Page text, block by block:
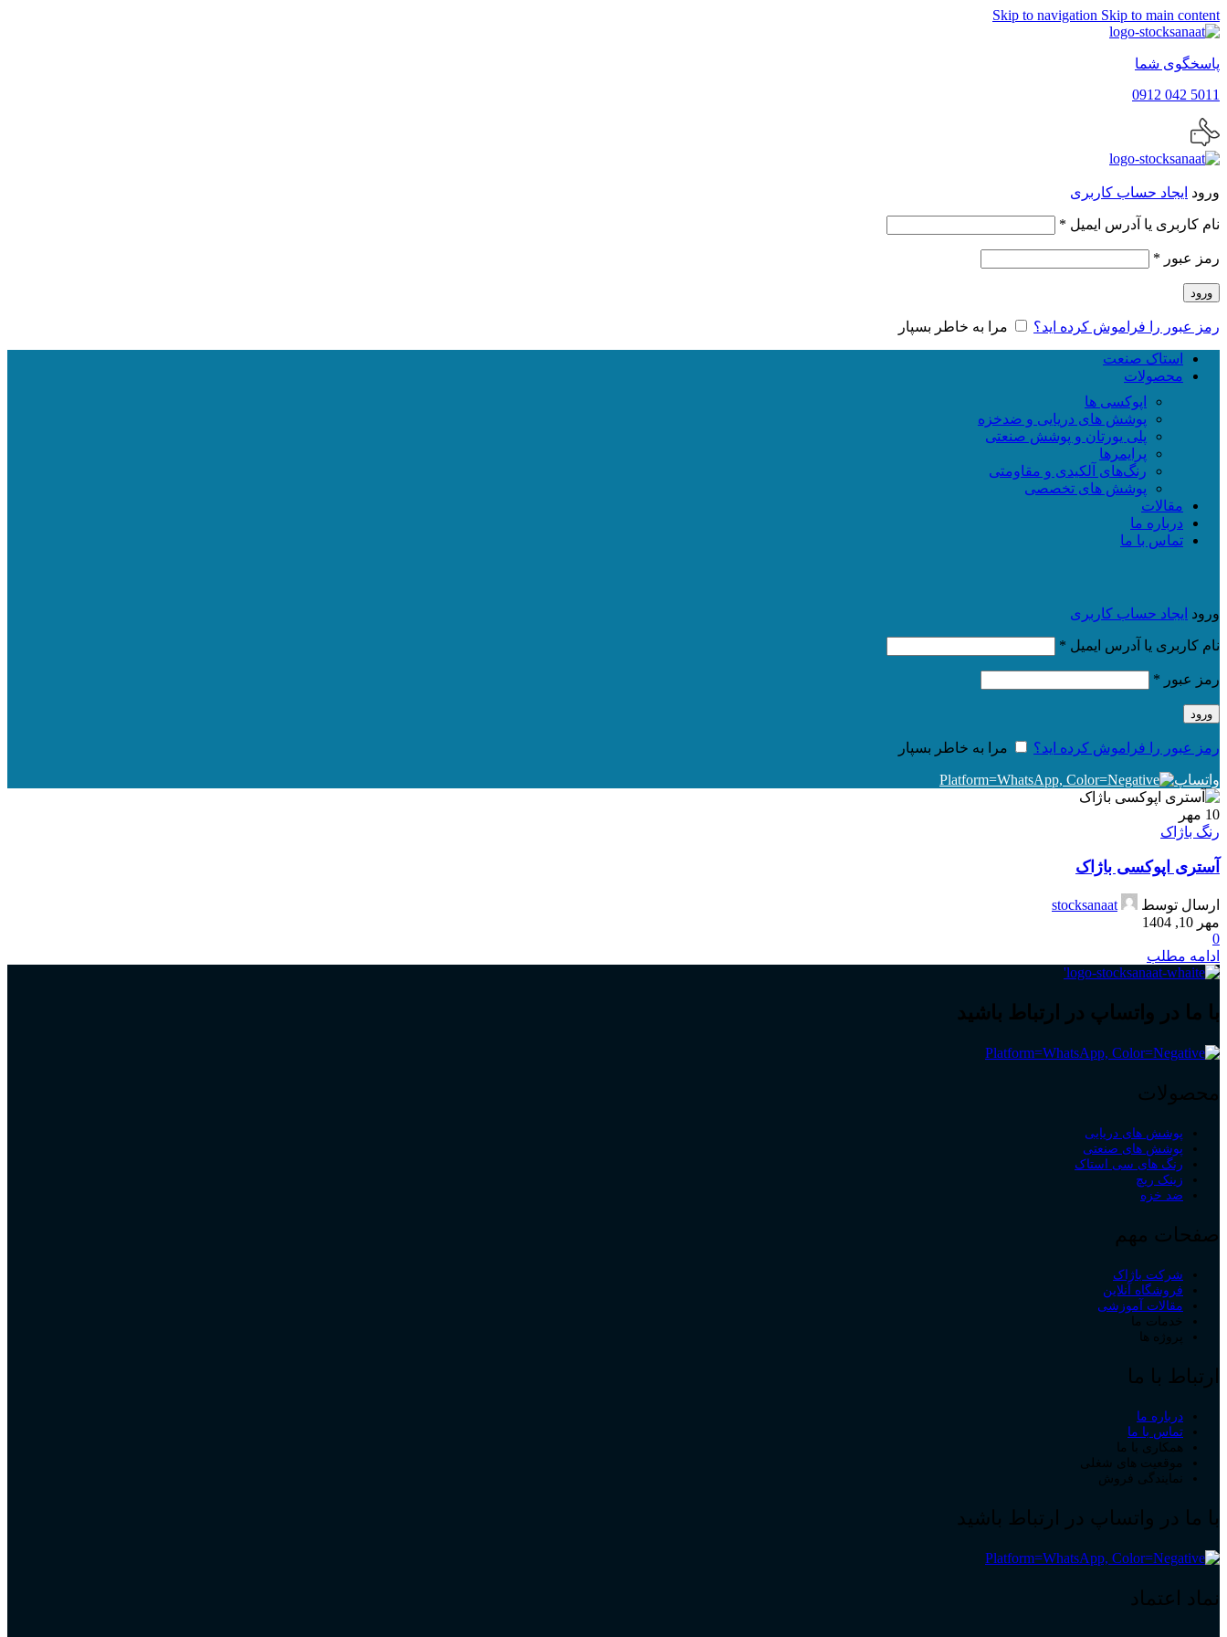
Skip to navigation Skip to main content
پاسخگوی شما
5011 042 0912
ورود ایجاد حساب کاربری
نام کاربری یا آدرس ایمیل *
رمز عبور *
ورود
رمز عبور را فراموش کرده اید؟ مرا به خاطر بسپار
استاک صنعت
محصولات
اپوکسی ها
پوشش های دریایی و ضدخزه
پلی یورتان و پوشش صنعتی
پرایمرها
رنگ‌های آلکیدی و مقاومتی
پوشش های تخصصی
مقالات
درباره ما
تماس با ما
ورود ایجاد حساب کاربری
نام کاربری یا آدرس ایمیل *
رمز عبور *
ورود
رمز عبور را فراموش کرده اید؟ مرا به خاطر بسپار
واتساپ
10 مهر
رنگ باژاک
آستری اپوکسی باژاک
ارسال توسط
stocksanaat
مهر 10, 1404
0
ادامه مطلب
با ما در واتساپ در ارتباط باشید
محصولات
پوشش های دریایی
پوشش های صنعتی
رنگ های سی استاک
زینک ریچ
ضد خزه
صفحات مهم
شرکت باژاک
فروشگاه آنلاین
مقالات آموزشی
خدمات ما
پروژه ها
ارتباط با ما
درباره ما
تماس با ما
همکاری با ما
موقعیت های شغلی
نمایندگی فروش
با ما در واتساپ در ارتباط باشید
نماد اعتماد